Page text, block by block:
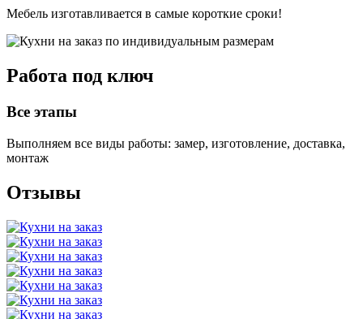
Мебель изготавливается в самые короткие сроки!
Работа под ключ
Все этапы
Выполняем все виды работы: замер, изготовление, доставка,
монтаж
Отзывы